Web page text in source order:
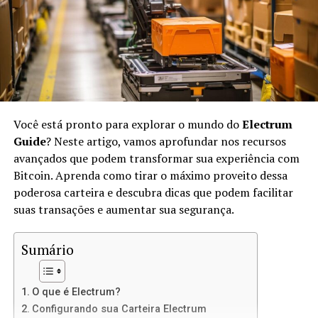
No IPFS, os arquivos são identificados por suas
hashes
únicas, em vez de endereços URL. Isso significa que,
quando você acessar um arquivo, estará acessando sua
versão exata, não importa onde ele esteja armazenado.
O IPFS usa conceitos depeer-to-peer(P2P) para
transferir arquivos diretamente entre os usuários.
Vantagens de Usar IPFS para Sites
Estáticos
Usar IPFS para hospedar sites estáticos oferece várias
vantagens:
Descentralização:
falha, o que significa mais resiliência contra
ataques e censura.
Velocidade:Como os arquivos são distribuídos
Você está pronto para explorar o mundo doElectrum
Guide? Neste artigo, vamos aprofundar nos recursos
avançados que podem transformar sua experiência com
Bitcoin. Aprenda como tirar o máximo proveito dessa
poderosa carteira e descubra dicas que podem facilitar
suas transações e aumentar sua segurança.
Sumário
O que é Electrum?
Configurando sua Carteira Electrum